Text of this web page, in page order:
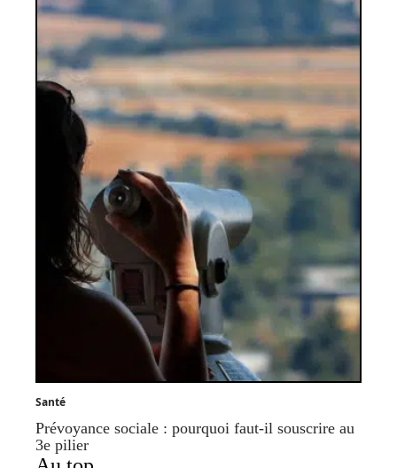
Santé
Prévoyance sociale : pourquoi faut-il souscrire au
3e pilier